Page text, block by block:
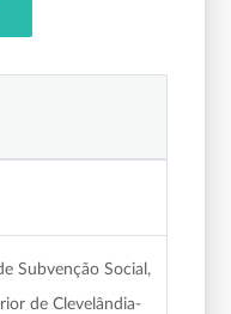
Subvenção Social,
de Clevelândia-